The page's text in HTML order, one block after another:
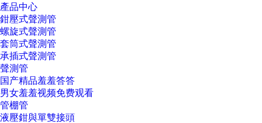
產品中心
鉗壓式聲測管
螺旋式聲測管
套筒式聲測管
承插式聲測管
聲測管
国产精品羞羞答答
男女羞羞视频免费观看
管棚管
液壓鉗與單雙接頭